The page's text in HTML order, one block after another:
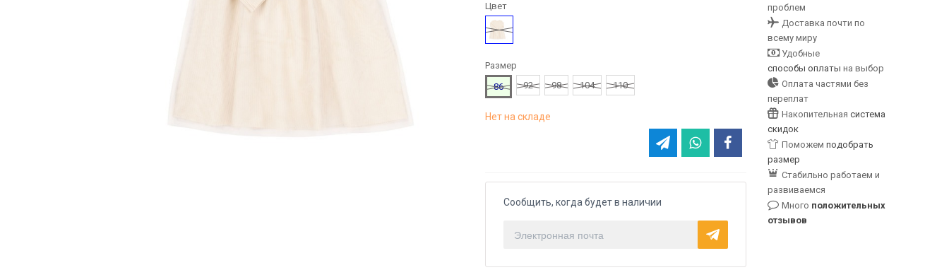
Цвет
Молочный
Размер
86
92 98 104 110
Нет на складе
Сообщить, когда будет в наличии
проблем
Доставка почти по
всему миру
Удобные
способы оплаты на выбор
Оплата частями без
переплат
Накопительная система
скидок
Поможем подобрать
размер
Стабильно работаем и
развиваемся
Много положительных
отзывов